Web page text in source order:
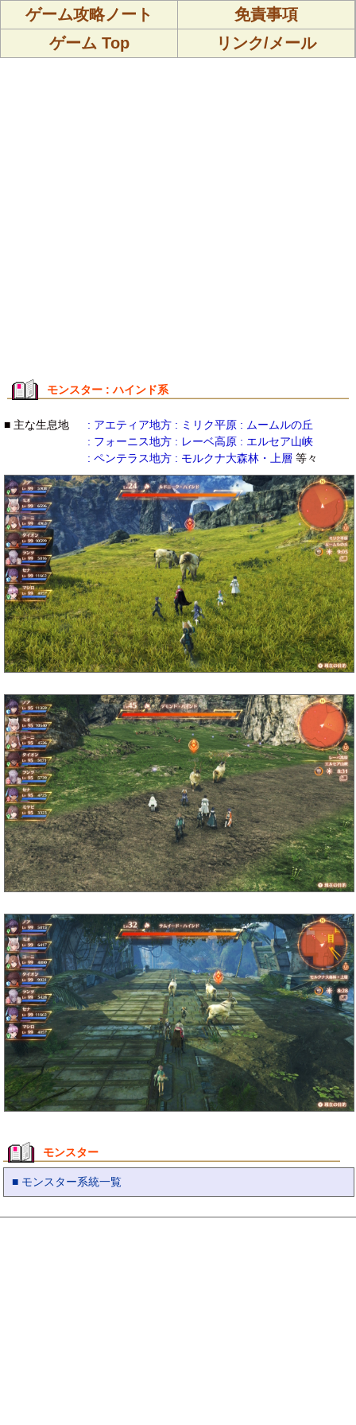
ゲーム攻略ノート
免責事項
ゲーム Top
リンク/メール
モンスター : ハインド系
■ 主な生息地
: アエティア地方 : ミリク平原 : ムームルの丘
: フォーニス地方 : レーベ高原 : エルセア山峡
: ペンテラス地方 : モルクナ大森林・上層等々
モンスター
■ モンスター系統一覧